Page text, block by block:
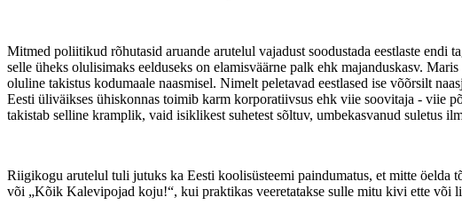
Mitmed poliitikud rõhutasid aruande arutelul vajadust soodustada eestlaste endi
selle üheks olulisimaks eelduseks on elamisväärne palk ehk majanduskasv.
oluline takistus kodumaale naasmisel. Nimelt peletavad eestlased ise võõrsilt
Eesti üliväikses ühiskonnas toimib karm korporatiivsus ehk viie soovitaja - viie
takistab selline kramplik, vaid isiklikest suhetest sõltuv, umbekasvanud suletus
Riigikogu arutelul tuli jutuks ka Eesti koolisüsteemi paindumatus, et mitte öelda
või „Kõik Kalevipojad koju!“, kui praktikas veeretatakse sulle mitu kivi ette või